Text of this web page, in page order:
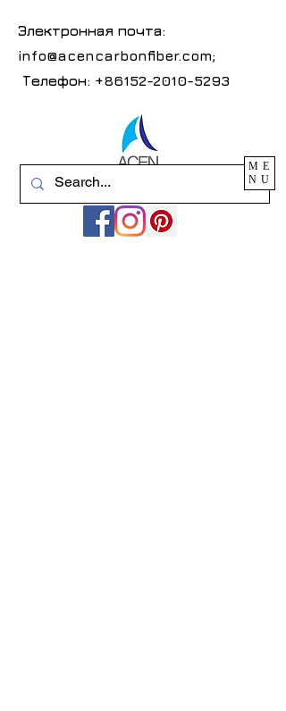
Электронная почта:
info@acencarbonfiber.com;
Телефон: +86152-2010-5293
ME
NU